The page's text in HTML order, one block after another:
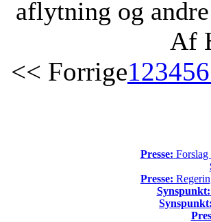
aflytning og
Af
<< Forrige123456
Presse: Forslag
Presse:
Synspunkt:
Synspunkt: